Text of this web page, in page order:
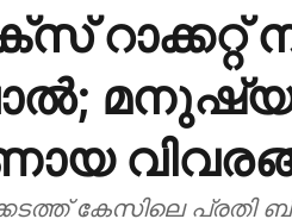
റാക്കറ്റ്
കേസിലെ പ്രതി